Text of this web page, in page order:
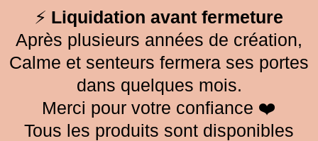
⚡ Liquidation avant fermeture
Après plusieurs années de création,
Calme et senteurs fermera ses portes
dans quelques mois.
Merci pour votre confiance ❤️
Tous les produits sont disponibles